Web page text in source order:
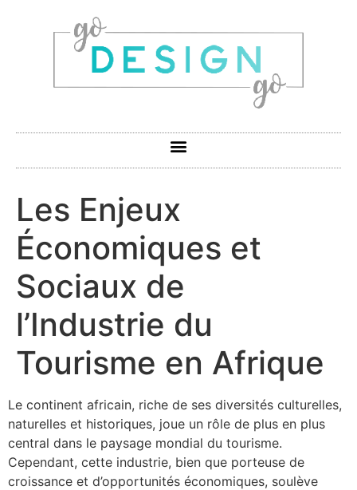
Les Enjeux
Économiques et
Sociaux de
l’Industrie du
Tourisme en Afrique
Le continent africain, riche de ses diversités culturelles,
naturelles et historiques, joue un rôle de plus en plus
central dans le paysage mondial du tourisme.
Cependant, cette industrie, bien que porteuse de
croissance et d’opportunités économiques, soulève